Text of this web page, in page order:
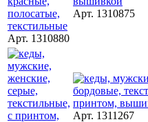
Арт. 1310880
Арт. 1310875
Арт. 1311267